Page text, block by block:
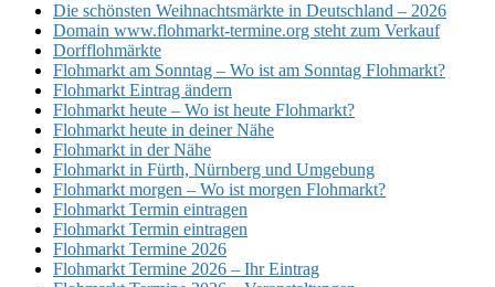
Die schönsten Weihnachtsmärkte in Deutschland – 2026
Domain www.flohmarkt-termine.org steht zum Verkauf
Dorfflohmärkte
Flohmarkt am Sonntag – Wo ist am Sonntag Flohmarkt?
Flohmarkt Eintrag ändern
Flohmarkt heute – Wo ist heute Flohmarkt?
Flohmarkt heute in deiner Nähe
Flohmarkt in der Nähe
Flohmarkt in Fürth, Nürnberg und Umgebung
Flohmarkt morgen – Wo ist morgen Flohmarkt?
Flohmarkt Termin eintragen
Flohmarkt Termin eintragen
Flohmarkt Termine 2026
Flohmarkt Termine 2026 – Ihr Eintrag